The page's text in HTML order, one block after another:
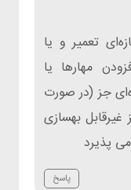
تعمیر و یا
مهارها یا
جز (در صورت
بهسازی
پذیرد
پاسخ